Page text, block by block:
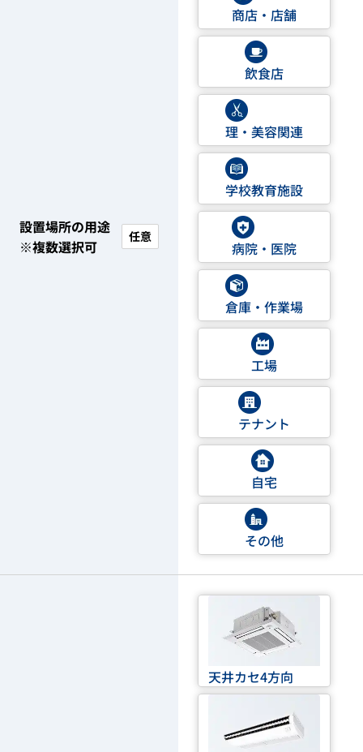
設置場所の用途
※複数選択可
任意
商店・店舗
飲食店
理・美容関連
学校教育施設
病院・医院
倉庫・作業場
工場
テナント
自宅
その他
天井カセ4方向